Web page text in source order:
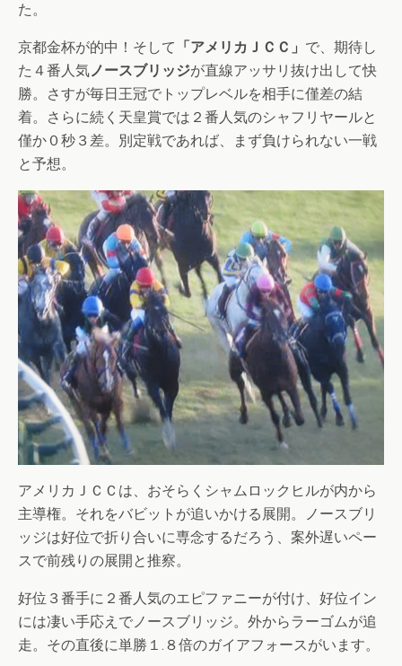
た。
京都金杯が的中！そして 「アメリカＪＣＣ」 で、期待し
た４番人気ノースブリッジが直線アッサリ抜け出して快
勝。さすが毎日王冠でトップレベルを相手に僅差の結
着。さらに続く天皇賞では２番人気のシャフリヤールと
僅か０秒３差。別定戦であれば、まず負けられない一戦
と予想。
アメリカＪＣＣは、おそらくシャムロックヒルが内から
主導権。それをバビットが追いかける展開。ノースブリ
ッジは好位で折り合いに専念するだろう、案外遅いペー
スで前残りの展開と推察。
好位３番手に２番人気のエピファニーが付け、好位イン
には凄い手応えでノースブリッジ。外からラーゴムが追
走。その直後に単勝１.８倍のガイアフォースがいます。